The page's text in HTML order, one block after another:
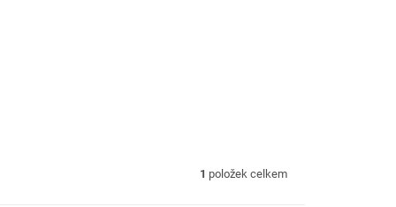
1 položek celkem